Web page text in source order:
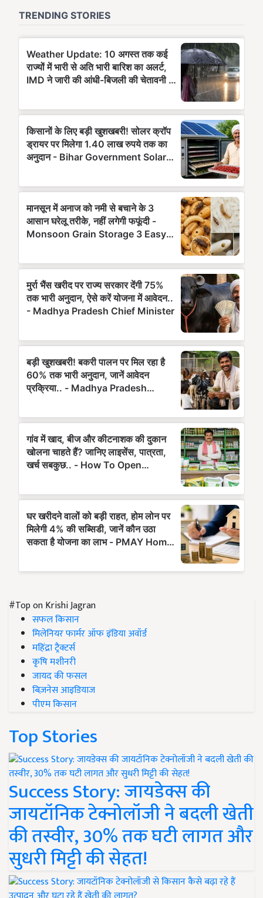
#Top on Krishi Jagran
सफल किसान
मिलेनियर फार्मर ऑफ इंडिया अवॉर्ड
महिंद्रा ट्रैक्टर्स
कृषि मशीनरी
जायद की फसल
बिज़नेस आइडियाज
पीएम किसान
Top Stories
Success Story: जायडेक्स की
जायटॉनिक टेक्नोलॉजी ने बदली खेती
की तस्वीर, 30% तक घटी लागत और
सुधरी मिट्टी की सेहत!